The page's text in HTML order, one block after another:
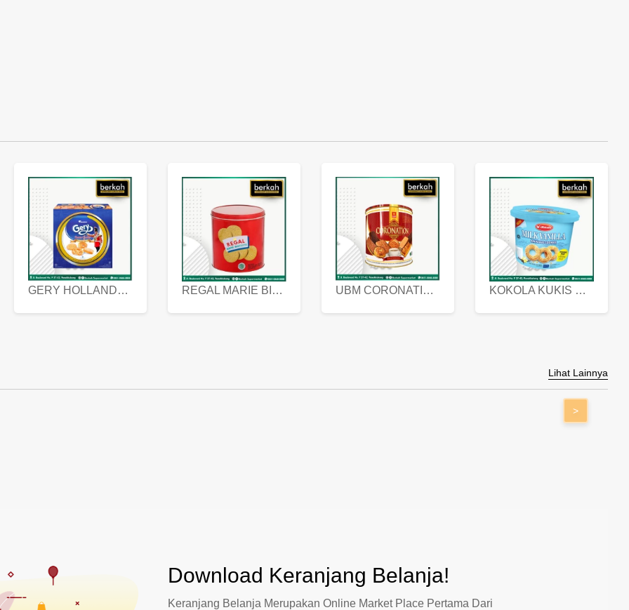
GERY HOLLANDA BUTTER COOKIES 450 GRAM REGAL MARIE BISCUIT KALENG 550 GRAM UBM CORONATION ASSORTED BISKUIT KALENG 450 GRAM KOKOLA KUKIS HYGIENIC MILK VANILLA PACK 320 GR
Lihat Lainnya
>
Download Keranjang Belanja!
Keranjang Belanja Merupakan Online Market Place Pertama Dari